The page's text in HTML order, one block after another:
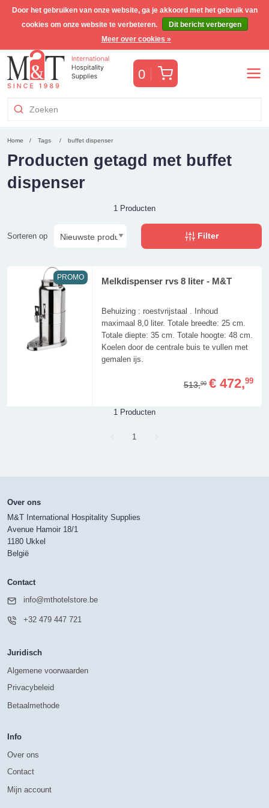
Gratis Benelux verzending voor orders >€255(incl. BTW)
0 Winkelwagen
Home Tags buffet dispenser
Producten getagd met buffet
dispenser
1 Producten
Sorteren op Filter
PROMO Melkdispenser rvs 8 liter - M&T
Behuizing : roestvrijstaal . Inhoud
maximaal 8,0 liter. Totale breedte: 25 cm.
Totale diepte: 35 cm. Totale hoogte: 48 cm.
Koelen door de centrale buis te vullen met
gemalen ijs.
513,99 € 472,99
1 Producten
Page
1
Over ons
M&T International Hospitality Supplies
Avenue Hamoir 18/1
1180 Ukkel
België
Contact
info@mthotelstore.be
+32 479 447 721
Juridisch
Algemene voorwaarden
Privacybeleid
Betaalmethode
Info
Over ons
Contact
Mijn account
Door het gebruiken van onze website, ga je akkoord met het gebruik van
cookies om onze website te verbeteren.
Dit bericht verbergen
Meer over cookies »